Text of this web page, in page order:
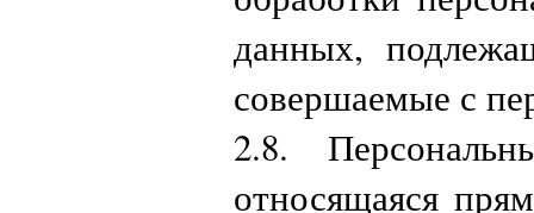
данных,
совершаемые с
2.8.
относящаяся